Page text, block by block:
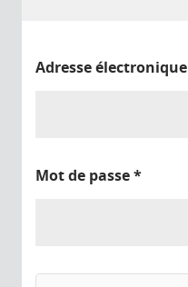
Adresse électronique
Mot de passe*